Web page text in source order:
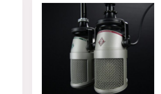
–
AAC
« Les
écologies
populaires
en
lutte »